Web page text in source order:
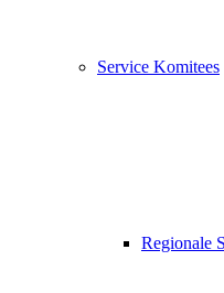
Service Komitees
Regionale